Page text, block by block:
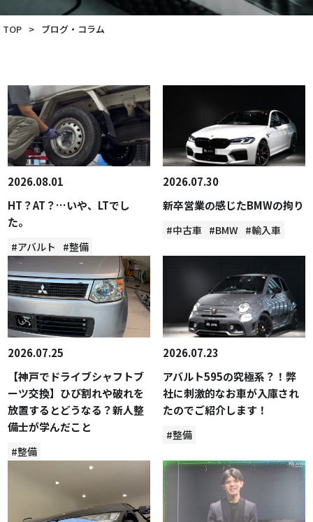
TOP > ブログ・コラム
2026.08.01
HT？AT？…いや、LTでし
た。
#アバルト #整備
2026.07.30
新卒営業の感じたBMWの拘り
#中古車 #BMW #輸入車
2026.07.25
【神戸でドライブシャフトブ
ーツ交換】ひび割れや破れを
放置するとどうなる？新人整
備士が学んだこと
#整備
2026.07.23
アバルト595の究極系？！弊
社に刺激的なお車が入庫され
たのでご紹介します！
#整備